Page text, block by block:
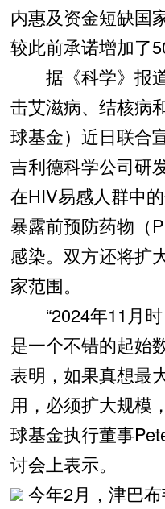
内惠及资金短缺国
较此前承诺增加了
据《科学》报道
击艾滋病、结核病
球基金）近日联合
吉利德科学公司
在HIV易感人群中
暴露前预防药物（
感染。双方还将扩
家范围。
“2024年11月时
是一个不错的起始
表明，如果真想最
用，必须扩大规模
球基金执行董事
讨会上表示。
今年2月，津巴